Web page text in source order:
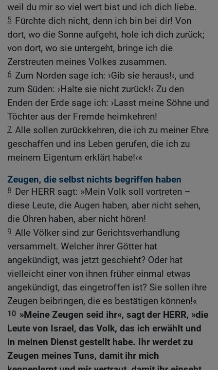
weil du mir so viel wert bist und ich dich liebe.
5 Fürchte dich nicht, denn ich bin bei dir! Von
dort, wo die Sonne aufgeht, hole ich dich zurück;
von dort, wo sie untergeht, bringe ich die
Zerstreuten meines Volkes zusammen.
6 Zum Norden sage ich: ›Gib sie heraus!‹, und
zum Süden: ›Halte sie nicht zurück!‹ Zu den
Enden der Erde sage ich: ›Lasst meine Söhne und
Töchter aus der Fremde heimkehren!
7 Alle sollen zurückkehren, die ich zu meiner Ehre
geschaffen und ins Leben gerufen, die ich zu
meinem Eigentum erklärt habe!‹«
Zeugen, die selbst nichts begriffen haben
8 Der HERR sagt: »Mein Volk soll vortreten –
diese Leute, die Augen haben, aber nicht sehen,
die Ohren haben, aber nicht hören!
9 Alle Völker sind zur Gerichtsverhandlung
versammelt. Welcher ihrer Götter hat
angekündigt, was jetzt geschieht? Oder hat
vielleicht einer von ihnen früher einmal etwas
angekündigt, das eingetroffen ist? Sie sollen ihre
Zeugen beibringen, die es bestätigen können!«
10 »Meine Zeugen seid ihr«, sagt der HERR, »die
Leute von Israel, das Volk, das ich erwählt und
in meinen Dienst gestellt habe. Ihr werdet zu
Zeugen meines Tuns, damit ihr mich